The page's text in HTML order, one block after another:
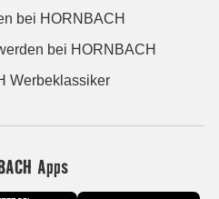
bei HORNBACH
bei HORNBACH
Werbeklassiker
Apps